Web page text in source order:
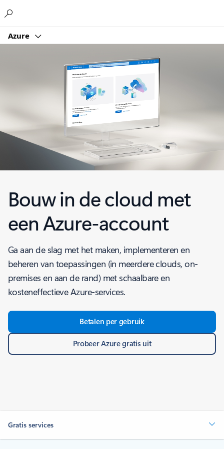
Azure
Bouw in de cloud met
een Azure-account
Ga aan de slag met het maken, implementeren en
beheren van toepassingen (in meerdere clouds, on-
premises en aan de rand) met schaalbare en
kosteneffectieve Azure-services.
Betalen per gebruik
Probeer Azure gratis uit
Gratis services